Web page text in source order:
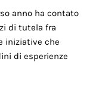
anno ha contato
di tutela fra
iniziative che
di esperienze